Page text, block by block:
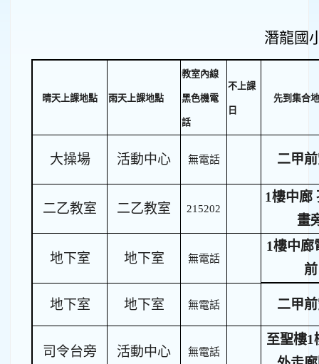
潛龍國
晴天上課地點 雨天上課地點
教室內線
黑色機電
話
不上課
日
先到集合
大操場 活動中心 無電話 二甲
二乙教室 二乙教室 215202
1樓中廊
畫
地下室 地下室 無電話
1樓中廊
前
地下室 地下室 無電話 二甲
司令台旁 活動中心 無電話
至聖樓1